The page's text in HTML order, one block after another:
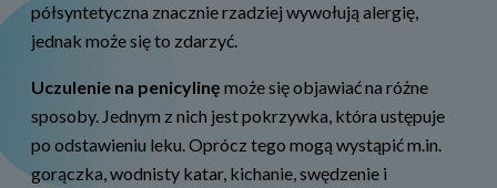
półsyntetyczna znacznie rzadziej wywołują alergię,
jednak może się to zdarzyć.
Uczulenie na penicylinę może się objawiać na różne
sposoby. Jednym z nich jest pokrzywka, która ustępuje
po odstawieniu leku. Oprócz tego mogą wystąpić m.in.
gorączka, wodnisty katar, kichanie, swędzenie i